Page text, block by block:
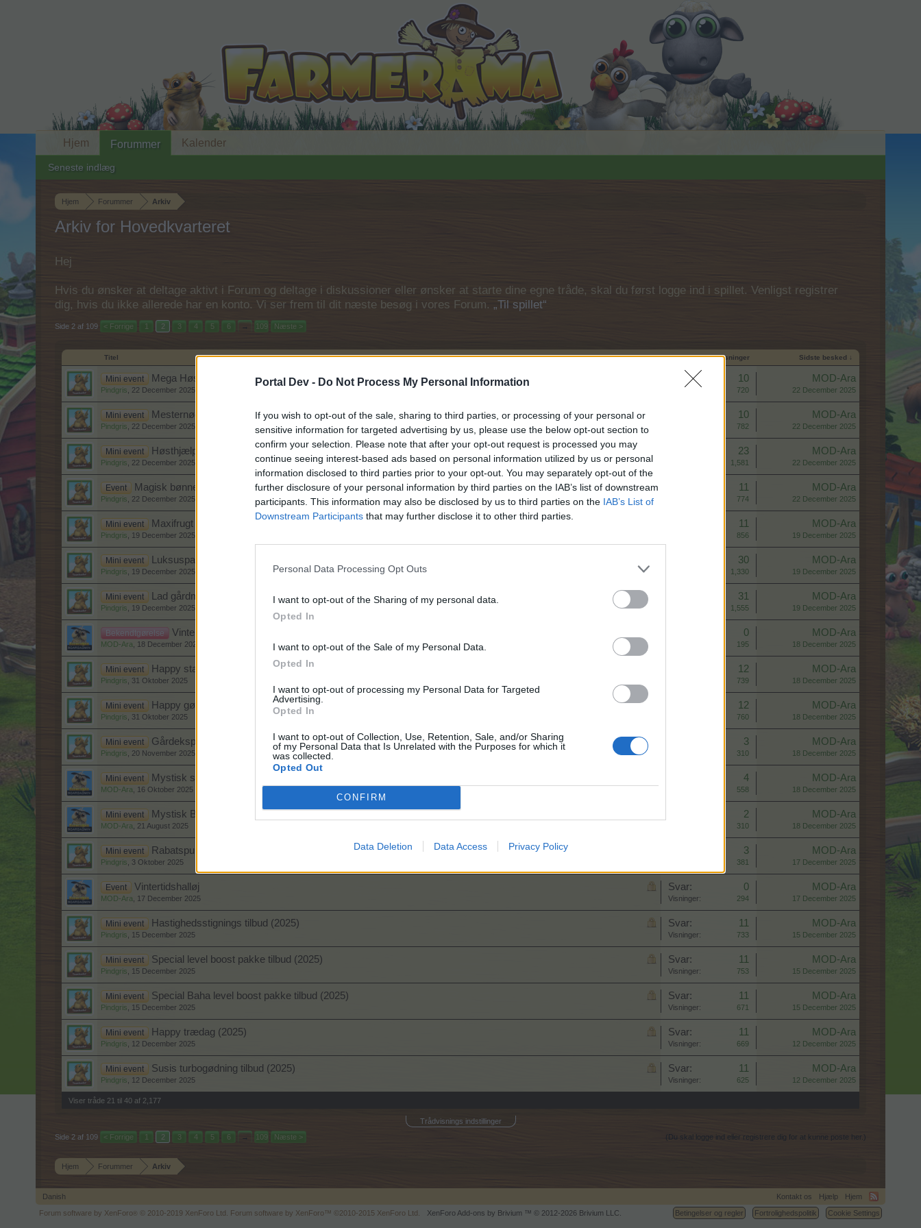
Portal Dev - Do Not Process My Personal Information
If you wish to opt-out of the sale, sharing to third parties, or processing of your personal or
sensitive information for targeted advertising by us, please use the below opt-out section to
confirm your selection. Please note that after your opt-out request is processed you may
continue seeing interest-based ads based on personal information utilized by us or personal
information disclosed to third parties prior to your opt-out. You may separately opt-out of the
further disclosure of your personal information by third parties on the IAB’s list of downstream
participants. This information may also be disclosed by us to third parties on the IAB’s List of
Downstream Participants that may further disclose it to other third parties.
Personal Data Processing Opt Outs
I want to opt-out of the Sharing of my personal data.
Opted In
I want to opt-out of the Sale of my Personal Data.
Opted In
I want to opt-out of processing my Personal Data for Targeted
Advertising.
Opted In
I want to opt-out of Collection, Use, Retention, Sale, and/or Sharing
of my Personal Data that Is Unrelated with the Purposes for which it
was collected.
Opted Out
CONFIRM
Data Deletion Data Access Privacy Policy
Hjem Forummer Arkiv
Arkiv for Hovedkvarteret
Hej
Hvis du ønsker at deltage aktivt i Forum og deltage i diskussioner eller ønsker at starte dine egne tråde, skal du først logge ind i spillet. Venligst registrer
dig, hvis du ikke allerede har en konto. Vi ser frem til dit næste besøg i vores Forum. „Til spillet“
Side 2 af 109 < Forrige 1 2 3 4 5 6 → 109 Næste >
Titel Start dato Svar Visninger Sidste besked ↓
Mini event Mega Høstpakke tilbud (2025)
Pindgris 22 December 2025
Svar: 10
Visninger: 720
MOD-Ara
22 December 2025
Mini event Mesternøgle tilbud (2025)
Pindgris 22 December 2025
10
782
MOD-Ara
22 December 2025
Mini event Høsthjælperdag (2025)
Pindgris 22 December 2025
23
1,581
MOD-Ara
22 December 2025
Event Magisk bønnestage tilbud (2025)
Pindgris 22 December 2025
11
774
MOD-Ara
22 December 2025
Mini event Maxifrugt tilbud (2025)
Pindgris 19 December 2025
11
856
MOD-Ara
19 December 2025
Mini event Luksusparfume pakke tilbud (2025)
Pindgris 19 December 2025
30
1,330
MOD-Ara
19 December 2025
Mini event Lad gårdmønterne klinge (2025)
Pindgris 19 December 2025
31
1,555
MOD-Ara
19 December 2025
Bekendtgørelse Vinter / Jule tema i Farmerama
MOD-Ara 18 December 2025
0
195
MOD-Ara
18 December 2025
Mini event Happy stalddag (2025)
Pindgris 31 Oktober 2025
12
739
MOD-Ara
18 December 2025
Mini event Happy gødningsdag (2025)
Pindgris 31 Oktober 2025
12
760
MOD-Ara
18 December 2025
Mini event Gårdekspres (2025)
Pindgris 20 November 2025
3
310
MOD-Ara
18 December 2025
Mini event Mystisk staldbygger pakke tilbud (2025)
MOD-Ara 16 Oktober 2025
4
558
MOD-Ara
18 December 2025
Mini event Mystisk Baha-stald tilbud (2025)
MOD-Ara 21 August 2025
2
310
MOD-Ara
18 December 2025
Mini event Rabatspurt (2025)
Pindgris 3 Oktober 2025
3
381
MOD-Ara
17 December 2025
Event Vintertidshalløj
MOD-Ara 17 December 2025
Svar: 0
Visninger: 294
MOD-Ara
17 December 2025
Mini event Hastighedsstignings tilbud (2025)
Pindgris 15 December 2025
Svar: 11
Visninger: 733
MOD-Ara
15 December 2025
Mini event Special level boost pakke tilbud (2025)
Pindgris 15 December 2025
Svar: 11
Visninger: 753
MOD-Ara
15 December 2025
Mini event Special Baha level boost pakke tilbud (2025)
Pindgris 15 December 2025
Svar: 11
Visninger: 671
MOD-Ara
15 December 2025
Mini event Happy trædag (2025)
Pindgris 12 December 2025
Svar: 11
Visninger: 669
MOD-Ara
12 December 2025
Mini event Susis turbogødning tilbud (2025)
Pindgris 12 December 2025
Svar: 11
Visninger: 625
MOD-Ara
12 December 2025
Viser tråde 21 til 40 af 2,177
Trådvisnings indstillinger
(Du skal logge ind eller registrere dig for at kunne poste her.)
Side 2 af 109 < Forrige 1 2 3 4 5 6 → 109 Næste >
Hjem Forummer Arkiv
Hjem Forummer
Seneste indlæg
Kalender
Danish Kontakt os Hjælp
Hjem
Betingelser og regler
Fortrolighedspolitik Cookie Settings
Forum software by XenForo ® © 2010-2019 XenForo Ltd. Forum software by XenForo™ ©2010-2015 XenForo Ltd. XenForo Add-ons by Brivium ™ © 2012-2026 Brivium LLC.